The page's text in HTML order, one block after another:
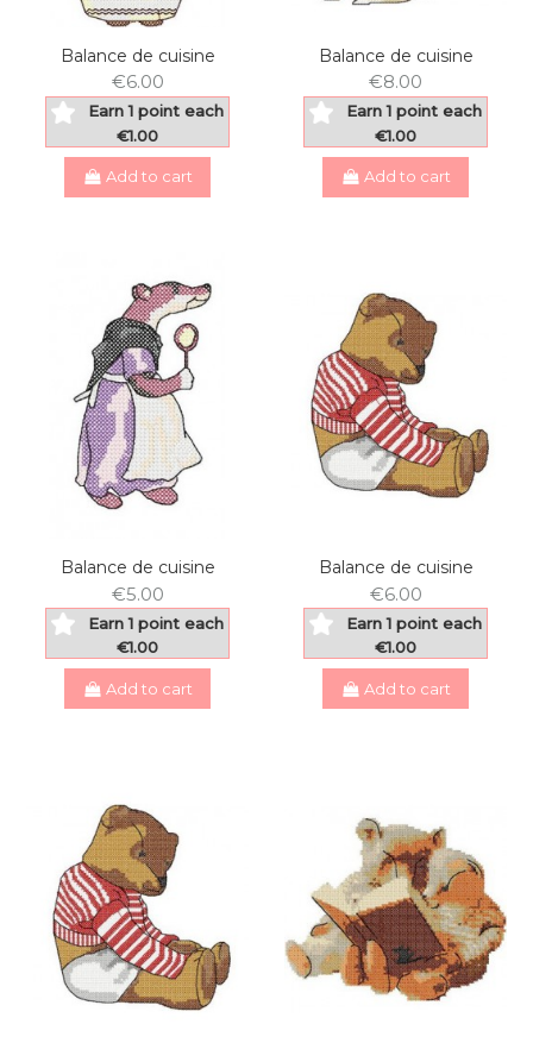
Balance de cuisine
€6.00
Earn 1 point each
€1.00
Add to cart
Balance de cuisine
€8.00
Earn 1 point each
€1.00
Add to cart
Balance de cuisine
€5.00
Earn 1 point each
€1.00
Add to cart
Balance de cuisine
€6.00
Earn 1 point each
€1.00
Add to cart